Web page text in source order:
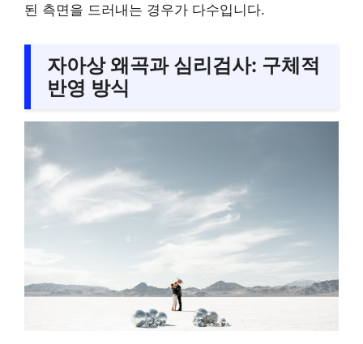
된 측면을 드러내는 경우가 다수입니다.
자아상 왜곡과 심리검사: 구체적
반영 방식